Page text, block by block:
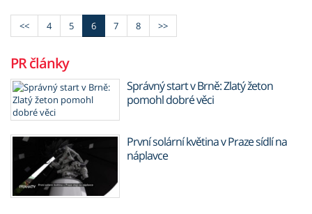
<< 4 5 6 7 8 >>
PR články
Správný start v Brně: Zlatý žeton
pomohl dobré věci
První solární květina v Praze sídlí na
náplavce